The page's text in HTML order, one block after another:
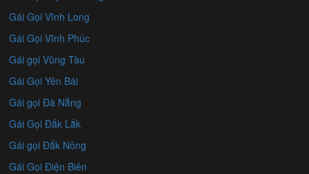
Gái Gọi Vĩnh Long
Gái Gọi Vĩnh Phúc
Gái gọi Vũng Tàu
Gái Gọi Yên Bái
Gái gọi Đà Nẵng
Gái Gọi Đắk Lắk
Gái gọi Đắk Nông
Gái Gọi Điện Biên